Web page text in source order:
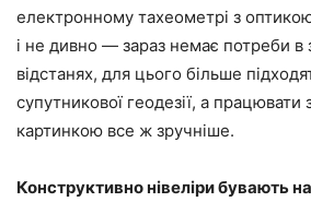
електронному тахеометрі з
і не дивно — зараз немає потреби в
відстанях, для цього більше
супутникової геодезії, а працювати
картинкою все ж зручніше.
Конструктивно нівеліри бувають